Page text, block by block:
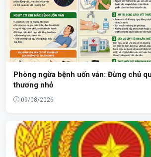
Phòng ngừa bệnh uốn ván: Đừng chủ
thương nhỏ
09/08/2026